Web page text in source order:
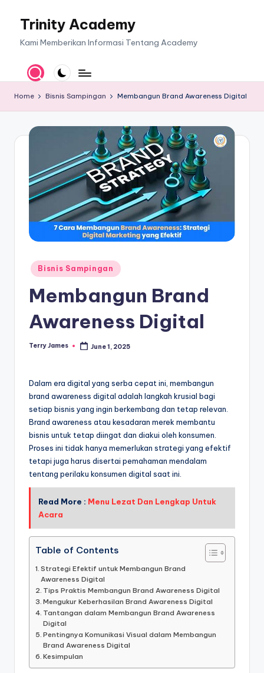
Trinity Academy
Kami Memberikan Informasi Tentang Academy
Home Bisnis Sampingan Membangun Brand Awareness Digital
Posted
in
Bisnis Sampingan
Membangun Brand
Awareness Digital
Posted
Terry James June 1, 2025
Dalam era digital yang serba cepat ini, membangun
brand awareness digital adalah langkah krusial bagi
setiap bisnis yang ingin berkembang dan tetap relevan.
Brand awareness atau kesadaran merek membantu
bisnis untuk tetap diingat dan diakui oleh konsumen.
Proses ini tidak hanya memerlukan strategi yang efektif
tetapi juga harus disertai pemahaman mendalam
tentang perilaku konsumen digital saat ini.
Read More : Menu Lezat Dan Lengkap Untuk
Acara
Table of Contents
Strategi Efektif untuk Membangun Brand
Awareness Digital
Tips Praktis Membangun Brand Awareness Digital
Mengukur Keberhasilan Brand Awareness Digital
Tantangan dalam Membangun Brand Awareness
Digital
Pentingnya Komunikasi Visual dalam Membangun
Brand Awareness Digital
Kesimpulan